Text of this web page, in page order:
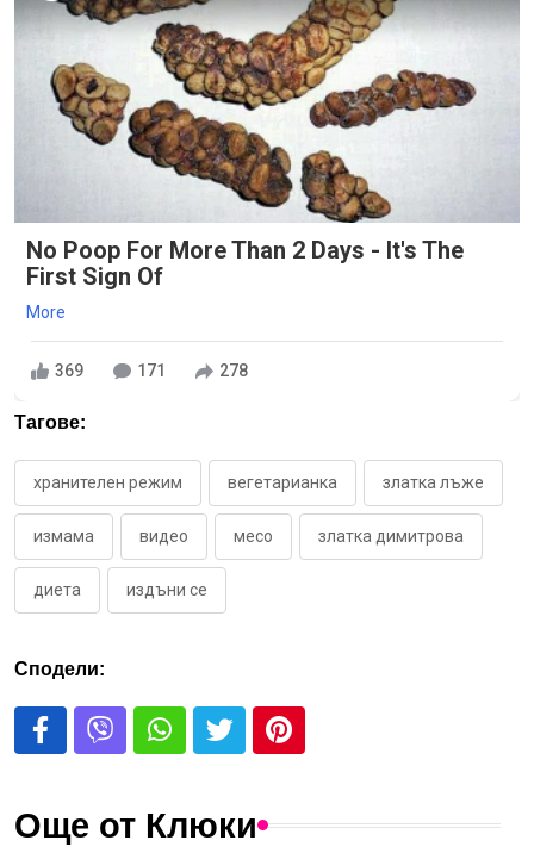
No Poop For More Than 2 Days - It's The
First Sign Of
More
369 171 278
Тагове:
хранителен режим вегетарианка златка лъже
измама видео месо златка димитрова
диета издъни се
Сподели:
Още от Клюки